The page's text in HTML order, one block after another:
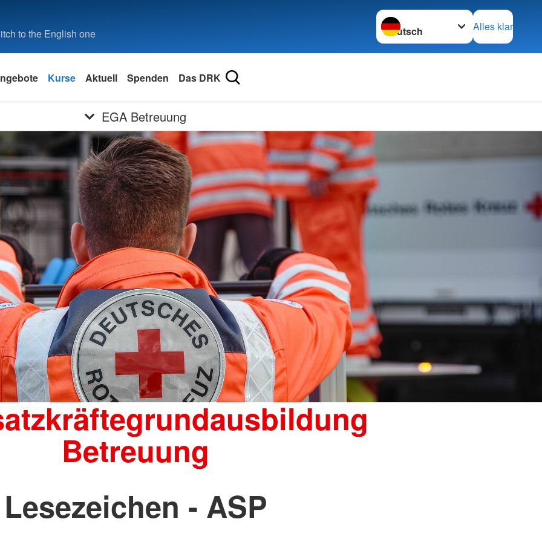
to the English one
Sprache wechseln zu
Alles klar
Kurse Aktuell Spenden Das DRK
EGA Betreuung
Betreuung
Lesezeichen - ASP